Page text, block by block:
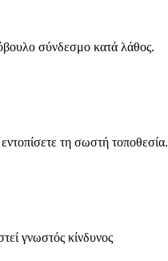
σύνδεσμο κατά λάθος.
τη σωστή τοποθεσία.
γνωστός κίνδυνος